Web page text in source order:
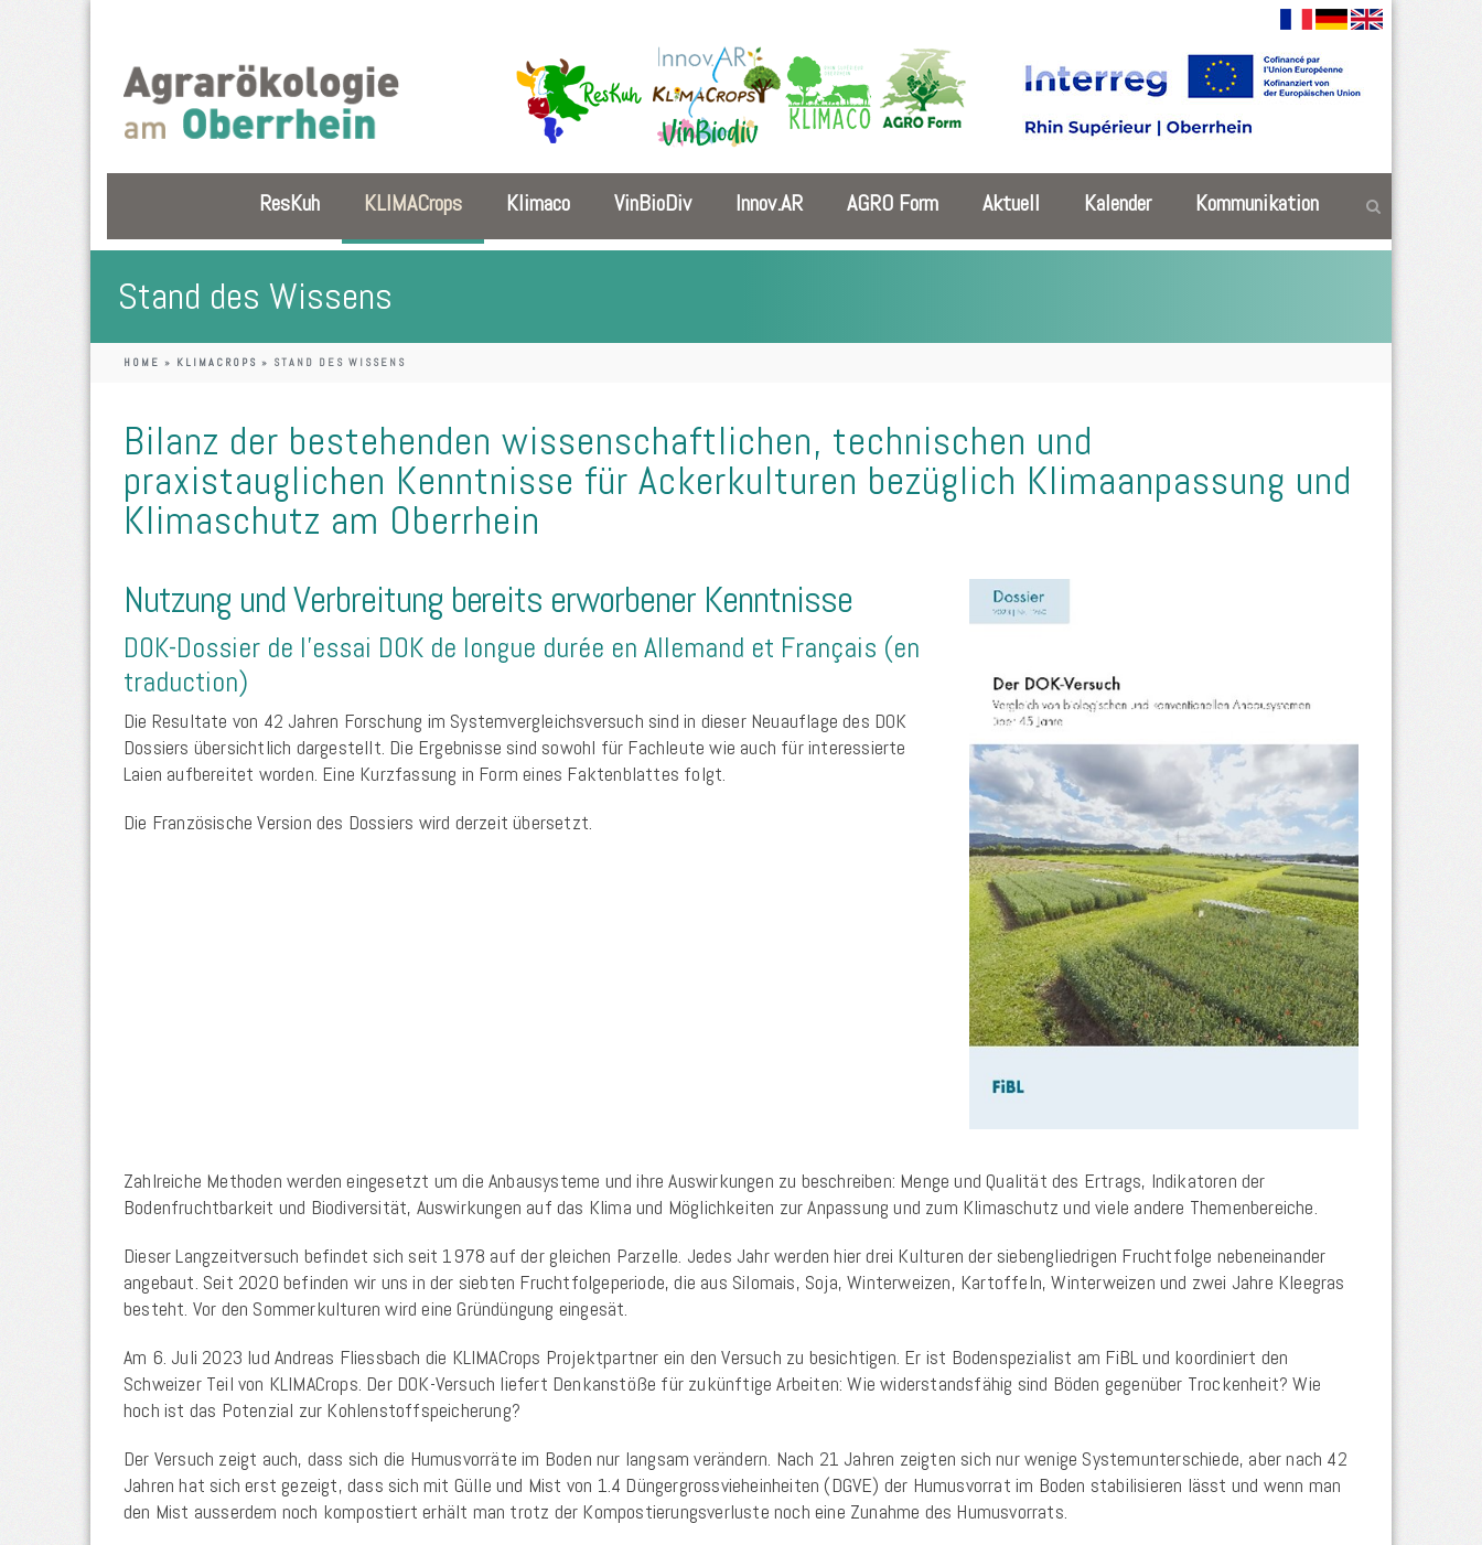
ResKuh KLIMACrops Klimaco VinBioDiv Innov.AR AGRO Form Aktuell Kalender Kommunikation
Stand des Wissens
HOME » KLIMACROPS » STAND DES WISSENS
Bilanz der bestehenden wissenschaftlichen, technischen und
praxistauglichen Kenntnisse für Ackerkulturen bezüglich Klimaanpassung und
Klimaschutz am Oberrhein
Nutzung und Verbreitung bereits erworbener Kenntnisse
DOK-Dossier de l’essai DOK de longue durée en Allemand et Français (en
traduction)
Die Resultate von 42 Jahren Forschung im Systemvergleichsversuch sind in dieser Neuauflage des DOK
Dossiers übersichtlich dargestellt. Die Ergebnisse sind sowohl für Fachleute wie auch für interessierte
Laien aufbereitet worden. Eine Kurzfassung in Form eines Faktenblattes folgt.
Die Französische Version des Dossiers wird derzeit übersetzt.
Zahlreiche Methoden werden eingesetzt um die Anbausysteme und ihre Auswirkungen zu beschreiben: Menge und Qualität des Ertrags, Indikatoren der
Bodenfruchtbarkeit und Biodiversität, Auswirkungen auf das Klima und Möglichkeiten zur Anpassung und zum Klimaschutz und viele andere Themenbereiche.
Dieser Langzeitversuch befindet sich seit 1978 auf der gleichen Parzelle. Jedes Jahr werden hier drei Kulturen der siebengliedrigen Fruchtfolge nebeneinander
angebaut. Seit 2020 befinden wir uns in der siebten Fruchtfolgeperiode, die aus Silomais, Soja, Winterweizen, Kartoffeln, Winterweizen und zwei Jahre Kleegras
besteht. Vor den Sommerkulturen wird eine Gründüngung eingesät.
Am 6. Juli 2023 lud Andreas Fliessbach die KLIMACrops Projektpartner ein den Versuch zu besichtigen. Er ist Bodenspezialist am FiBL und koordiniert den
Schweizer Teil von KLIMACrops. Der DOK-Versuch liefert Denkanstöße für zukünftige Arbeiten: Wie widerstandsfähig sind Böden gegenüber Trockenheit? Wie
hoch ist das Potenzial zur Kohlenstoffspeicherung?
Der Versuch zeigt auch, dass sich die Humusvorräte im Boden nur langsam verändern. Nach 21 Jahren zeigten sich nur wenige Systemunterschiede, aber nach 42
Jahren hat sich erst gezeigt, dass sich mit Gülle und Mist von 1.4 Düngergrossvieheinheiten (DGVE) der Humusvorrat im Boden stabilisieren lässt und wenn man
den Mist ausserdem noch kompostiert erhält man trotz der Kompostierungsverluste noch eine Zunahme des Humusvorrats.